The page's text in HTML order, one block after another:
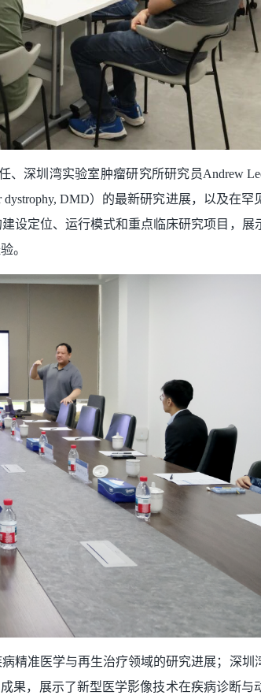
深圳湾实验室肿瘤研究所研究员Andrew
DMD）的最新研究进展，以及在罕
设定位、运行模式和重点临床研究项目，展
。
精准医学与再生治疗领域的研究进展；深圳
果，展示了新型医学影像技术在疾病诊断与